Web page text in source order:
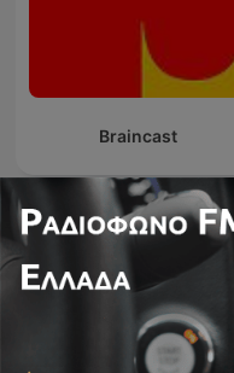
Braincast